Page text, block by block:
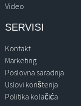
Video
SERVISI
Kontakt
Marketing
Poslovna saradnja
Uslovi korištenja
Politika kolačića